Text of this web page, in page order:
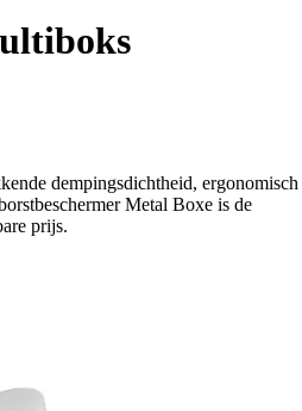
dempingsdichtheid, ergonomisch
Metal Boxe is de
prijs.